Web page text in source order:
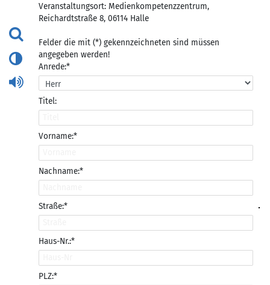
Veranstaltungsort: Medienkompetenzzentrum,
Reichardtstraße 8, 06114 Halle
Felder die mit (*) gekennzeichneten sind müssen
angegeben werden!
Anrede:*
Titel:
Vorname:*
Nachname:*
Straße:*
Haus-Nr.:*
PLZ:*